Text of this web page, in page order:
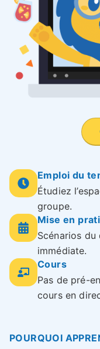
Emploi du
Étudiez
groupe.
Mise en
Scénarios
immédiate.
Cours
Pas de pré-
cours en
POURQUOI